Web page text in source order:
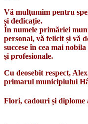
Vă mulţumim pentru
și dedicație.
În numele primăriei
personal, vă felicit și vă
succese în cea mai
şi profesionale.
Cu deosebit respect,
primarul municipiului
Flori, cadouri și diplome